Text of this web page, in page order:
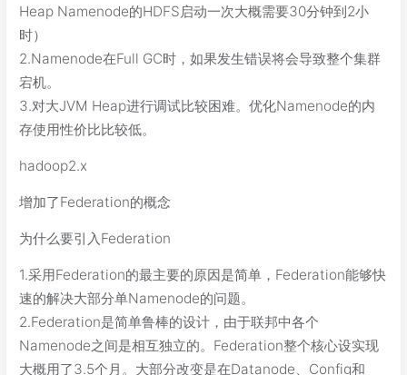
Heap Namenode的HDFS启动一次大概需要30分钟到2小
时）
2.Namenode在Full GC时，如果发生错误将会导致整个集群
宕机。
3.对大JVM Heap进行调试比较困难。优化Namenode的内
存使用性价比比较低。
hadoop2.x
增加了Federation的概念
为什么要引入Federation
1.采用Federation的最主要的原因是简单，Federation能够快
速的解决大部分单Namenode的问题。
2.Federation是简单鲁棒的设计，由于联邦中各个
Namenode之间是相互独立的。Federation整个核心设实现
大概用了3.5个月。大部分改变是在Datanode、Config和